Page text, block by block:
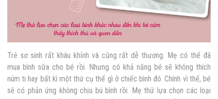
Trẻ sơ sinh rất kháu khỉnh và cũng rất dễ thương. Mẹ có thể đã
mua bình sữa cho bé rồi. Nhưng có khả năng bé sẽ không thích
núm ti hay bất kì một thứ cụ thể gì ở chiếc bình đó. Chính vì thế, bé
sẽ có phản ứng không chịu bú bình rồi. Mẹ thử lựa chọn các loại